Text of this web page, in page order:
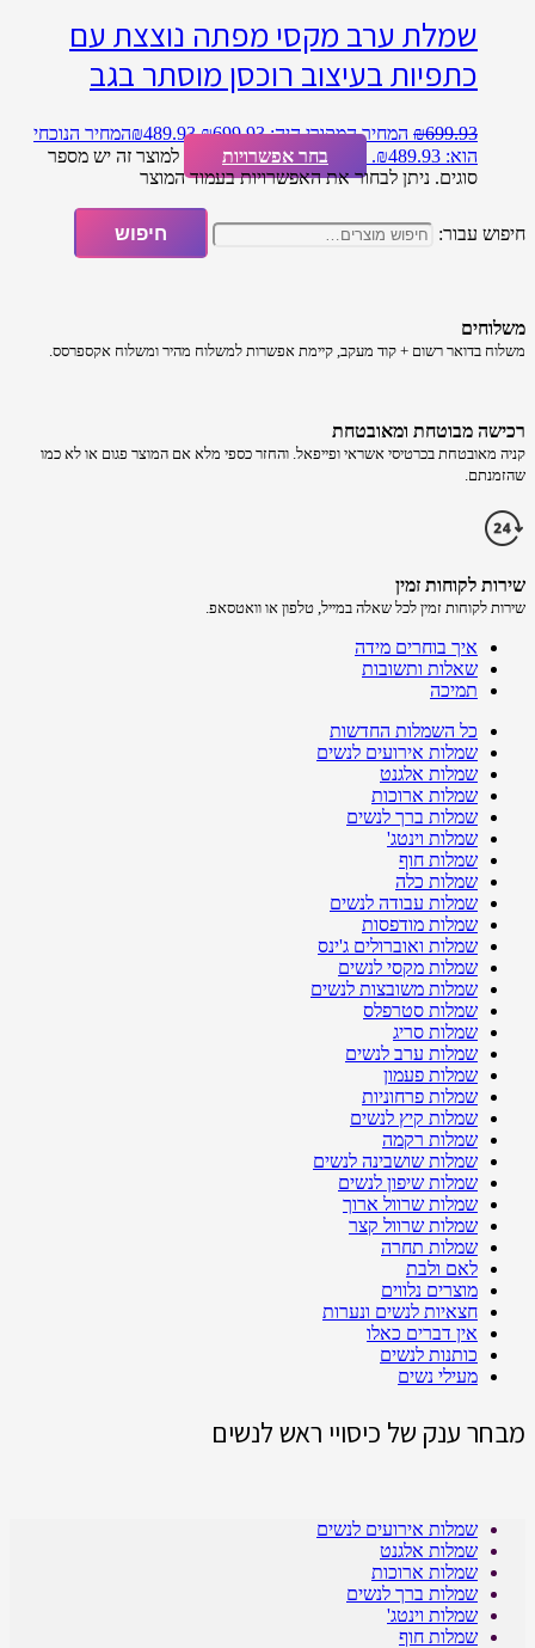
שמלת ערב מקסי מפתה נוצצת עם
כתפיות בעיצוב רוכסן מוסתר בגב
₪699.93 המחיר המקורי היה: ₪699.93. ₪489.93
המחיר הנוכחי
הוא: ₪489.93.
בחר אפשרויות
למוצר זה יש מספר
סוגים. ניתן לבחור את האפשרויות בעמוד המוצר
חיפוש עבור: חיפוש
משלוחים
משלוח​ ב​דואר רשום + קוד מעקב​​, קיימת אפשרות למשלוח מהיר​ ומשלוח אקספרסס.
רכישה​ מבוטחת ​ומאובטחת
קניה מאובטחת בכרטיסי אשראי ופייפאל. והחזר כספי מלא אם המוצר פגום או לא כמו
שהזמנתם.
שירות לקוחות זמין
שירות לקוחות זמין לכל שאלה במייל, טלפון או וואטסאפ.
איך בוחרים מידה
שאלות ותשובות
תמיכה
כל השמלות החדשות
שמלות אירועים לנשים
שמלות אלגנט
שמלות ארוכות
שמלות ברך לנשים
שמלות וינטג'
שמלות חוף
שמלות כלה
שמלות עבודה לנשים
שמלות מודפסות
שמלות ואוברולים ג'ינס
שמלות מקסי לנשים
שמלות משובצות לנשים
שמלות סטרפלס
שמלות סריג
שמלות ערב לנשים
שמלות פעמון
שמלות פרחוניות
שמלות קיץ לנשים
שמלות רקמה
שמלות שושבינה לנשים
שמלות שיפון לנשים
שמלות שרוול ארוך
שמלות שרוול קצר
שמלות תחרה
לאם ולבת
מוצרים נלווים
חצאיות לנשים ונערות
אין דברים כאלו
כותנות לנשים
מעילי נשים
מבחר ענק של כיסויי ראש לנשים
שמלות אירועים לנשים
שמלות אלגנט
שמלות ארוכות
שמלות ברך לנשים
שמלות וינטג'
שמלות חוף